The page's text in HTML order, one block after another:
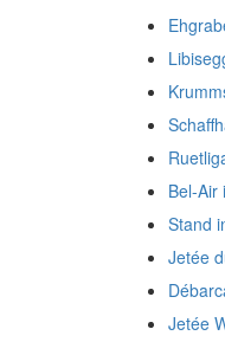
Bel-Air
Stand
Jetée
Jetée